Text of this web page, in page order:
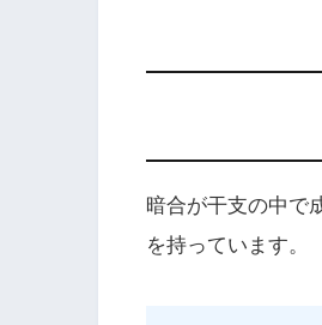
暗合が干支の中で
を持っています。